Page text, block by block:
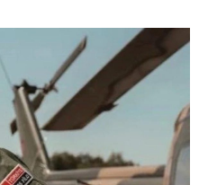
bir destek bulunduğunu...